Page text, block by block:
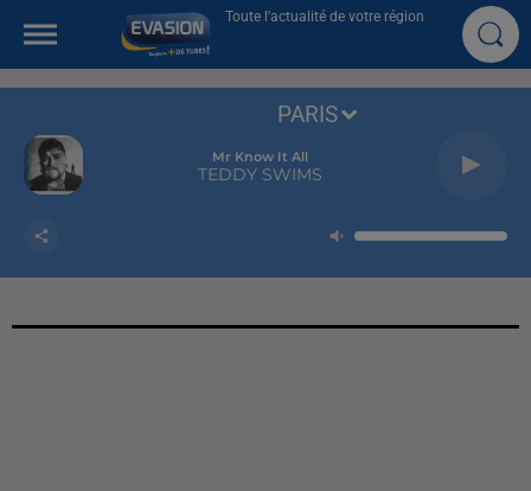
Toute l'actualité de votre région
Mr Know It All
TEDDY SWIMS
PARIS